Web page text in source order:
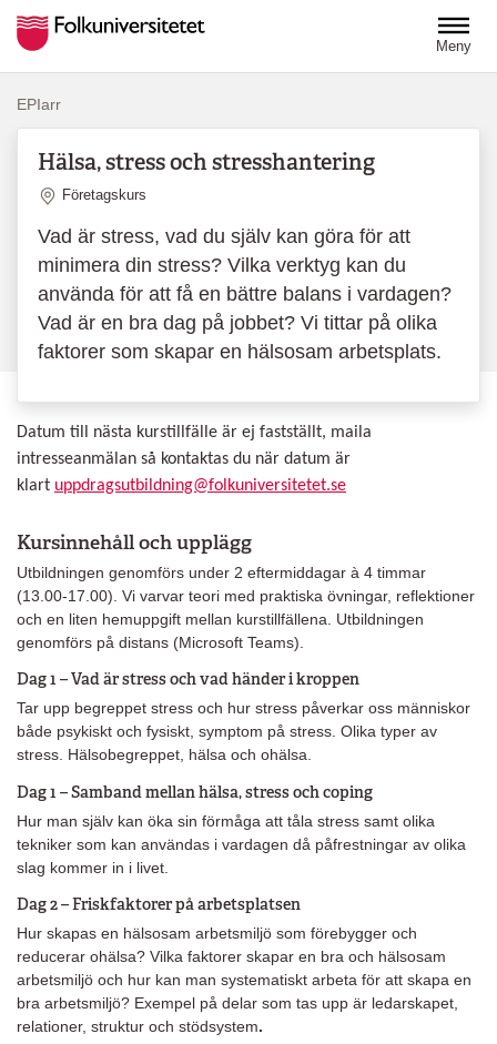
Meny
EPIarr
Hälsa, stress och stresshantering
Plats
Företagskurs
Vad är stress, vad du själv kan göra för att
minimera din stress? Vilka verktyg kan du
använda för att få en bättre balans i vardagen?
Vad är en bra dag på jobbet? Vi tittar på olika
faktorer som skapar en hälsosam arbetsplats.
Datum till nästa kurstillfälle är ej fastställt, maila
intresseanmälan så kontaktas du när datum är
klart uppdragsutbildning@folkuniversitetet.se
Kursinnehåll och upplägg
Utbildningen genomförs under 2 eftermiddagar à 4 timmar
(13.00-17.00). Vi varvar teori med praktiska övningar, reflektioner
och en liten hemuppgift mellan kurstillfällena. Utbildningen
genomförs på distans (Microsoft Teams).
Dag 1 – Vad är stress och vad händer i kroppen
Tar upp begreppet stress och hur stress påverkar oss människor
både psykiskt och fysiskt, symptom på stress. Olika typer av
stress. Hälsobegreppet, hälsa och ohälsa.
Dag 1 – Samband mellan hälsa, stress och coping
Hur man själv kan öka sin förmåga att tåla stress samt olika
tekniker som kan användas i vardagen då påfrestningar av olika
slag kommer in i livet.
Dag 2 – Friskfaktorer på arbetsplatsen
Hur skapas en hälsosam arbetsmiljö som förebygger och
reducerar ohälsa? Vilka faktorer skapar en bra och hälsosam
arbetsmiljö och hur kan man systematiskt arbeta för att skapa en
bra arbetsmiljö? Exempel på delar som tas upp är ledarskapet,
relationer, struktur och stödsystem.